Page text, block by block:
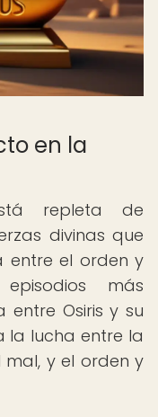
en la
repleta de
divinas que
entre el orden y
más
Osiris y su
la lucha entre la
y el orden y